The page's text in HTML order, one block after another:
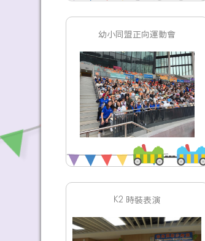
幼小同盟正向運動會
K2 時裝表演